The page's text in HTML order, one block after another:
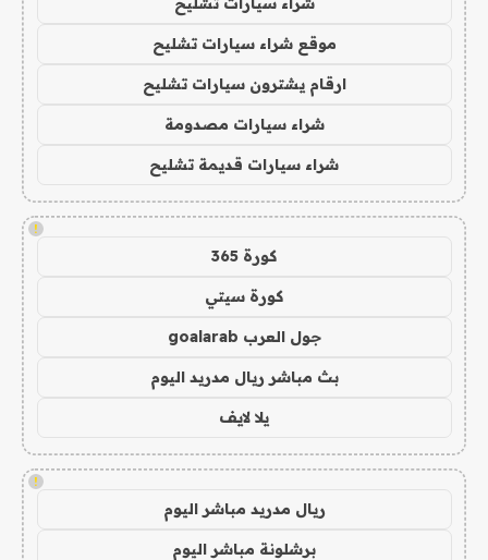
موقع شراء سيارات تشليح
ارقام يشترون سيارات تشليح
شراء سيارات مصدومة
شراء سيارات قديمة تشليح
!
كورة 365
كورة سيتي
جول العرب goalarab
بث مباشر ريال مدريد اليوم
يلا لايف
!
ريال مدريد مباشر اليوم
برشلونة مباشر اليوم